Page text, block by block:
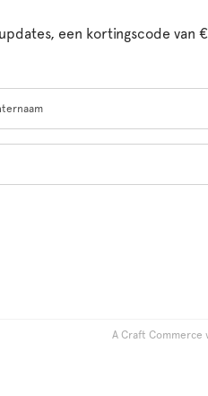
een kortingscode van
A Craft Commerce